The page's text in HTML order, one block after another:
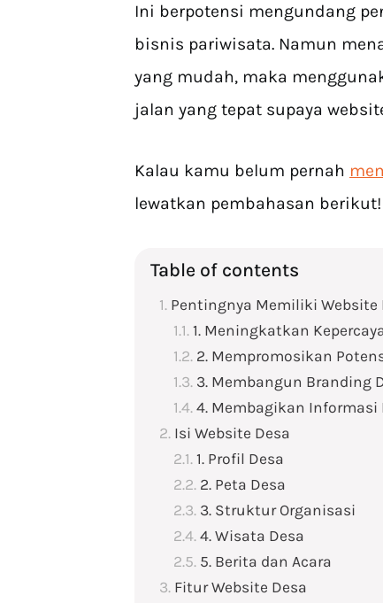
Ini berpotensi mengundang
bisnis pariwisata. Namun
yang mudah, maka
jalan yang tepat supaya
Kalau kamu belum pernah
lewatkan pembahasan berikut!
Table of contents
Pentingnya Memiliki Website
1. Meningkatkan
2. Mempromosikan
3. Membangun Branding
4. Membagikan Informasi
Isi Website Desa
1. Profil Desa
2. Peta Desa
3. Struktur Organisasi
4. Wisata Desa
5. Berita dan Acara
Fitur Website Desa